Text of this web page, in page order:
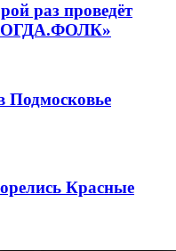
раз проведёт
Подмосковье
Красные